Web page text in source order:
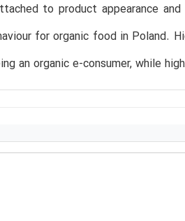
to product appearance
for organic food in Poland.
an organic e-consumer, while